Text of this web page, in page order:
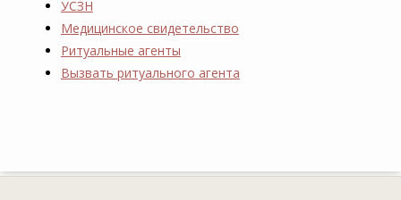
УСЗН
Медицинское свидетельство
Ритуальные агенты
Вызвать ритуального агента